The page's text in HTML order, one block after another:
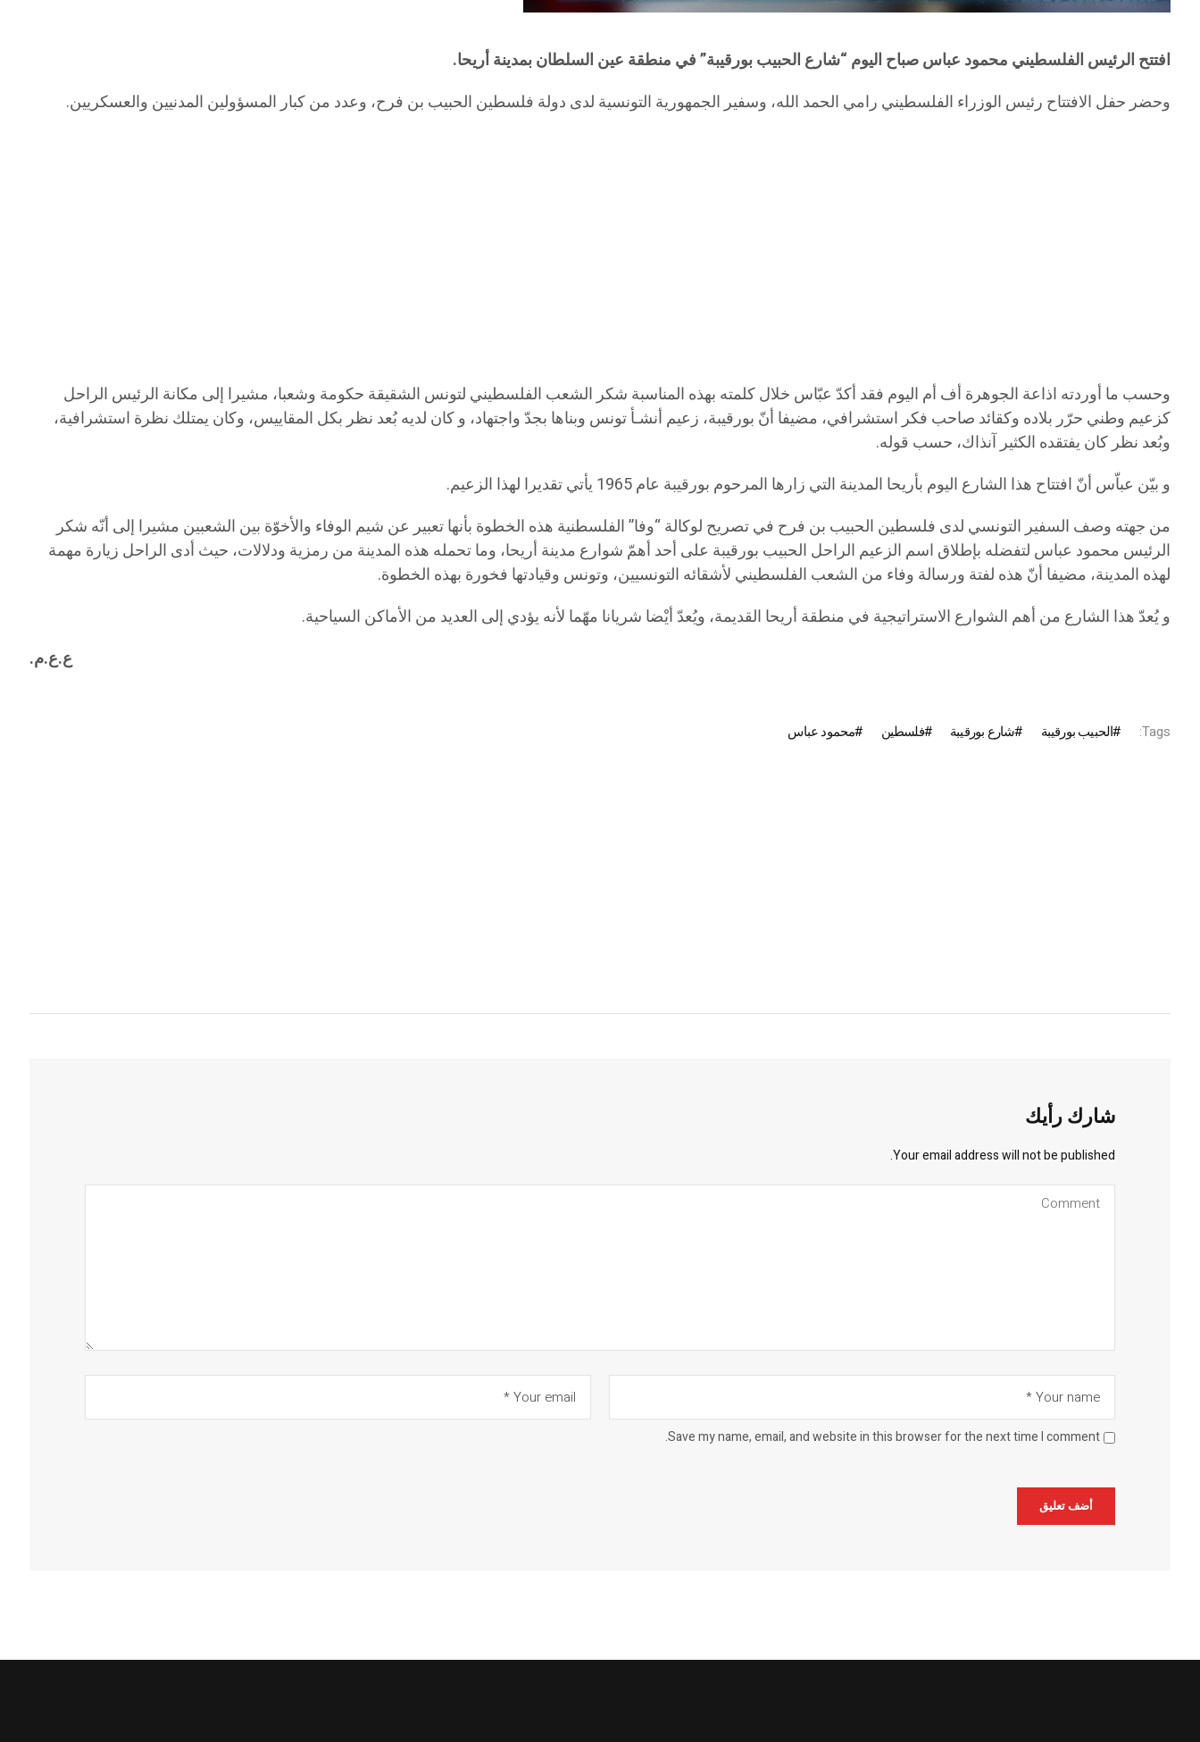
افتتح الرئيس الفلسطيني محمود عباس صباح اليوم “شارع الحبيب بورقيبة” في منطقة عين السلطان بمدينة أريحا.
وحضر حفل الافتتاح رئيس الوزراء الفلسطيني رامي الحمد الله، وسفير الجمهورية التونسية لدى دولة فلسطين الحبيب بن فرح، وعدد من كبار المسؤولين المدنيين والعسكريين.
وحسب ما أوردته اذاعة الجوهرة أف أم اليوم فقد أكدّ عبّاس خلال كلمته بهذه المناسبة شكر الشعب الفلسطيني لتونس الشقيقة حكومة وشعبا، مشيرا إلى مكانة الرئيس الراحل
كزعيم وطني حرّر بلاده وكقائد صاحب فكر استشرافي، مضيفا أنّ بورقيبة، زعيم أنشـأ تونس وبناها بجدّ واجتهاد، و كان لديه بُعد نظر بكل المقاييس، وكان يمتلك نظرة استشرافية،
وبُعد نظر كان يفتقده الكثير آنذاك، حسب قوله.
و بيّن عباّس أنّ افتتاح هذا الشارع اليوم بأريحا المدينة التي زارها المرحوم بورقيبة عام 1965 يأتي تقديرا لهذا الزعيم.
من جهته وصف السفير التونسي لدى فلسطين الحبيب بن فرح في تصريح لوكالة “وفا” الفلسطنية هذه الخطوة بأنها تعبير عن شيم الوفاء والأخوّة بين الشعبين مشيرا إلى أنّه شكر
الرئيس محمود عباس لتفضله بإطلاق اسم الزعيم الراحل الحبيب بورقيبة على أحد أهمّ شوارع مدينة أريحا، وما تحمله هذه المدينة من رمزية ودلالات، حيث أدى الراحل زيارة مهمة
لهذه المدينة، مضيفا أنّ هذه لفتة ورسالة وفاء من الشعب الفلسطيني لأشقائه التونسيين، وتونس وقيادتها فخورة بهذه الخطوة.
و يُعدّ هذا الشارع من أهم الشوارع الاستراتيجية في منطقة أريحا القديمة، ويُعدّ أيْضا شريانا مهّما لأنه يؤدي إلى العديد من الأماكن السياحية.
ع.ع.م.
Tags: الحبيب بورقيبة شارع بورقيبة فلسطين محمود عباس
شارك رأيك
Your email address will not be published.
Save my name, email, and website in this browser for the next time I comment.